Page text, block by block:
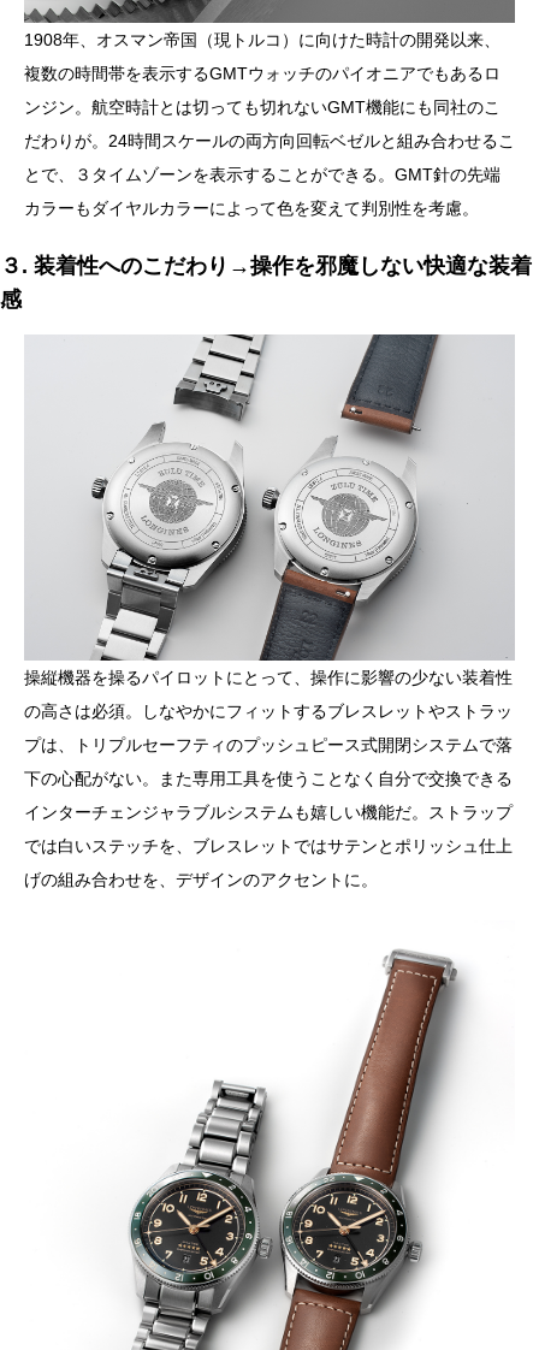
1908年、オスマン帝国（現トルコ）に向けた時計の開発以来、
複数の時間帯を表示するGMTウォッチのパイオニアでもあるロ
ンジン。航空時計とは切っても切れないGMT機能にも同社のこ
だわりが。24時間スケールの両方向回転ベゼルと組み合わせるこ
とで、３タイムゾーンを表示することができる。GMT針の先端
カラーもダイヤルカラーによって色を変えて判別性を考慮。
３. 装着性へのこだわり→操作を邪魔しない快適な装着
感
操縦機器を操るパイロットにとって、操作に影響の少ない装着性
の高さは必須。しなやかにフィットするブレスレットやストラッ
プは、トリプルセーフティのプッシュピース式開閉システムで落
下の心配がない。また専用工具を使うことなく自分で交換できる
インターチェンジャラブルシステムも嬉しい機能だ。ストラップ
では白いステッチを、ブレスレットではサテンとポリッシュ仕上
げの組み合わせを、デザインのアクセントに。